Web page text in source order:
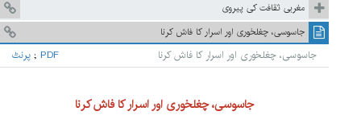
مغربی ثقافت کی پیروی
جاسوسی، چغلخوری اور اسرار کا فاش کرنا
جاسوسی، چغلخوری اور اسرار کا فاش کرنا پرنٹ ; PDF
جاسوسی، چغلخوری اور اسرار کا فاش کرنا